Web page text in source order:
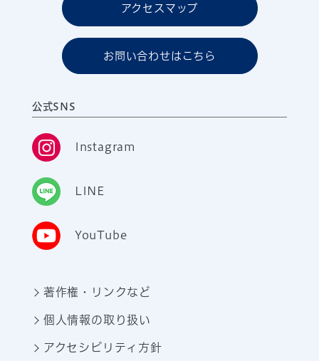
アクセスマップ
お問い合わせはこちら
公式SNS
Instagram
LINE
YouTube
著作権・リンクなど
個人情報の取り扱い
アクセシビリティ方針